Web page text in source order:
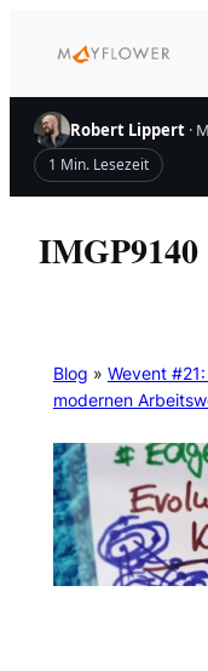
Inhalt
Robert Lippert ·
1 Min. Lesezeit
IMGP9140
Blog » Wevent
modernen